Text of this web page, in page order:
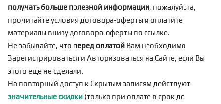
получать больше полезной информации, пожалуйста,
прочитайте условия договора-оферты и оплатите
материалы внизу договора-оферты по ссылке.
Не забывайте, что перед оплатой Вам необходимо
Зарегистрироваться и Авторизоваться на Сайте, если Вы
этого еще не сделали.
На повторный доступ к Скрытым записям действуют
значительные скидки (только при оплате в срок до